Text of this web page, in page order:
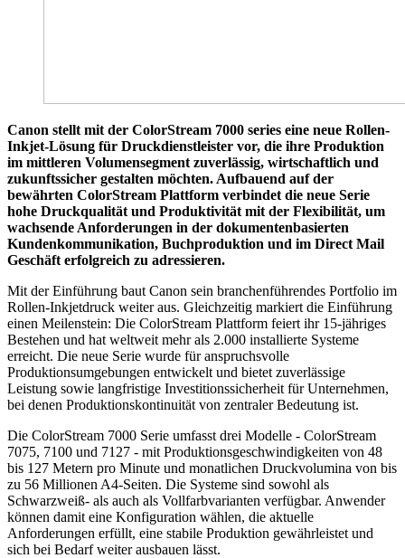
Canon stellt mit der ColorStream 7000 series eine neue Rollen-
Inkjet-Lösung für Druckdienstleister vor, die ihre Produktion
im mittleren Volumensegment zuverlässig, wirtschaftlich und
zukunftssicher gestalten möchten. Aufbauend auf der
bewährten ColorStream Plattform verbindet die neue Serie
hohe Druckqualität und Produktivität mit der Flexibilität, um
wachsende Anforderungen in der dokumentenbasierten
Kundenkommunikation, Buchproduktion und im Direct Mail
Geschäft erfolgreich zu adressieren.
Mit der Einführung baut Canon sein branchenführendes Portfolio im
Rollen-Inkjetdruck weiter aus. Gleichzeitig markiert die Einführung
einen Meilenstein: Die ColorStream Plattform feiert ihr 15-jähriges
Bestehen und hat weltweit mehr als 2.000 installierte Systeme
erreicht. Die neue Serie wurde für anspruchsvolle
Produktionsumgebungen entwickelt und bietet zuverlässige
Leistung sowie langfristige Investitionssicherheit für Unternehmen,
bei denen Produktionskontinuität von zentraler Bedeutung ist.
Die ColorStream 7000 Serie umfasst drei Modelle - ColorStream
7075, 7100 und 7127 - mit Produktionsgeschwindigkeiten von 48
bis 127 Metern pro Minute und monatlichen Druckvolumina von bis
zu 56 Millionen A4-Seiten. Die Systeme sind sowohl als
Schwarzweiß- als auch als Vollfarbvarianten verfügbar. Anwender
können damit eine Konfiguration wählen, die aktuelle
Anforderungen erfüllt, eine stabile Produktion gewährleistet und
sich bei Bedarf weiter ausbauen lässt.